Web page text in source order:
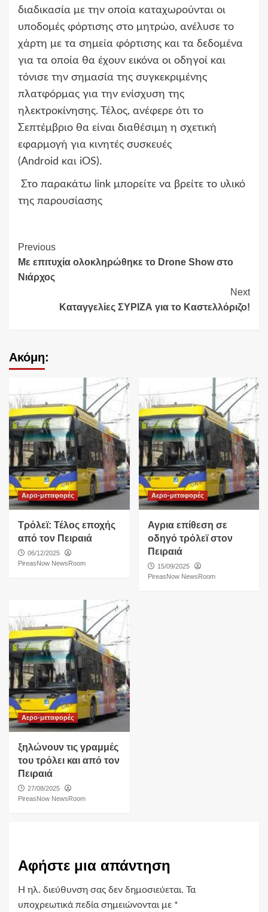
διαδικασία με την οποία καταχωρούνται οι
υποδομές φόρτισης στο μητρώο, ανέλυσε το
χάρτη με τα σημεία φόρτισης και τα δεδομένα
για τα οποία θα έχουν εικόνα οι οδηγοί και
τόνισε την σημασία της συγκεκριμένης
πλατφόρμας για την ενίσχυση της
ηλεκτροκίνησης. Τέλος, ανέφερε ότι το
Σεπτέμβριο θα είναι διαθέσιμη η σχετική
εφαρμογή για κινητές συσκευές
(Android και iOS).
Στο παρακάτω link μπορείτε να βρείτε το υλικό
της παρουσίασης
Continue
Reading
Previous
Με επιτυχία ολοκληρώθηκε το Drone Show στο
Νιάρχος
Next
Καταγγελίες ΣΥΡΙΖΑ για το Καστελλόριζο!
Ακόμη:
Αερο-μεταφορές
Τρόλεϊ: Τέλος εποχής
από τον Πειραιά
06/12/2025
PireasNow NewsRoom
Αερο-μεταφορές
Αγρια επίθεση σε
οδηγό τρόλεϊ στον
Πειραιά
15/09/2025
PireasNow NewsRoom
Αερο-μεταφορές
ξηλώνουν τις γραμμές
του τρόλει και από τον
Πειραιά
27/08/2025
PireasNow NewsRoom
Αφήστε μια απάντηση
Η ηλ. διεύθυνση σας δεν δημοσιεύεται. Τα
υποχρεωτικά πεδία σημειώνονται με *